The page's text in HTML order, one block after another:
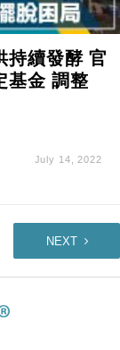
持續發酵 官
基金 調整
July 14, 2022
NEXT